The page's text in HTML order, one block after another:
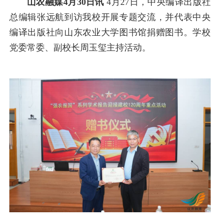
山农融媒4月30日讯 4月27日，中央编译出版社
总编辑张远航到访我校开展专题交流，并代表中央
编译出版社向山东农业大学图书馆捐赠图书。学校
党委常委、副校长周玉玺主持活动。